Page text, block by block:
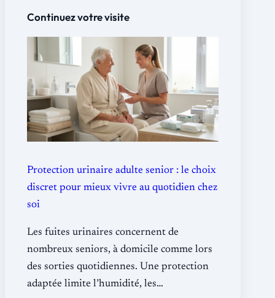
Continuez votre visite
Protection urinaire adulte senior : le choix
discret pour mieux vivre au quotidien chez
soi
Les fuites urinaires concernent de
nombreux seniors, à domicile comme lors
des sorties quotidiennes. Une protection
adaptée limite l’humidité, les…